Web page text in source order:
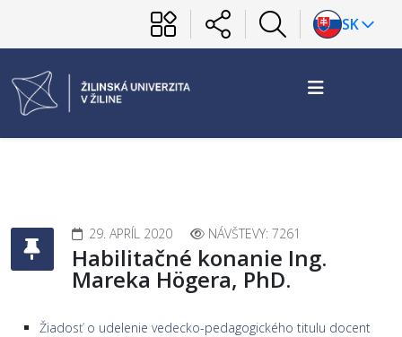
SK
29. APRÍL 2020 NÁVŠTEVY: 7261
Habilitačné konanie Ing.
Mareka Högera, PhD.
Žiadosť o udelenie vedecko-pedagogického titulu docent